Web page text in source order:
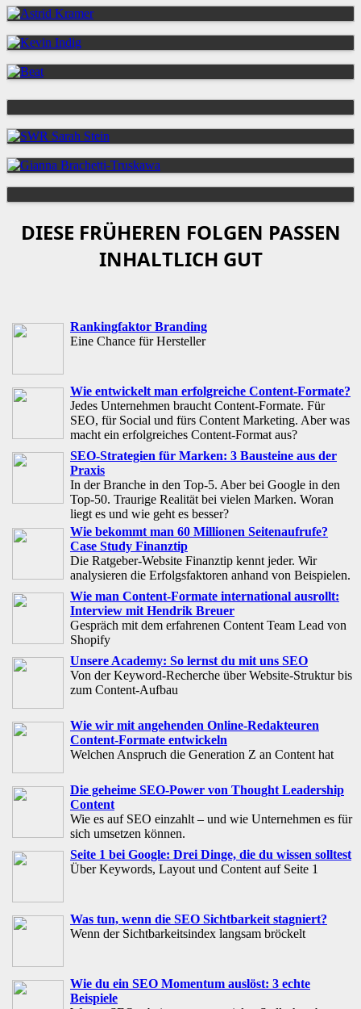
DIESE FRÜHEREN FOLGEN PASSEN
INHALTLICH GUT
Rankingfaktor Branding
Eine Chance für Hersteller
Wie entwickelt man erfolgreiche Content-Formate?
Jedes Unternehmen braucht Content-Formate. Für
SEO, für Social und fürs Content Marketing. Aber was
macht ein erfolgreiches Content-Format aus?
SEO-Strategien für Marken: 3 Bausteine aus der
Praxis
In der Branche in den Top-5. Aber bei Google in den
Top-50. Traurige Realität bei vielen Marken. Woran
liegt es und wie geht es besser?
Wie bekommt man 60 Millionen Seitenaufrufe?
Case Study Finanztip
Die Ratgeber-Website Finanztip kennt jeder. Wir
analysieren die Erfolgsfaktoren anhand von Beispielen.
Wie man Content-Formate international ausrollt:
Interview mit Hendrik Breuer
Gespräch mit dem erfahrenen Content Team Lead von
Shopify
Unsere Academy: So lernst du mit uns SEO
Von der Keyword-Recherche über Website-Struktur bis
zum Content-Aufbau
Wie wir mit angehenden Online-Redakteuren
Content-Formate entwickeln
Welchen Anspruch die Generation Z an Content hat
Die geheime SEO-Power von Thought Leadership
Content
Wie es auf SEO einzahlt – und wie Unternehmen es für
sich umsetzen können.
Seite 1 bei Google: Drei Dinge, die du wissen solltest
Über Keywords, Layout und Content auf Seite 1
Was tun, wenn die SEO Sichtbarkeit stagniert?
Wenn der Sichtbarkeitsindex langsam bröckelt
Wie du ein SEO Momentum auslöst: 3 echte
Beispiele